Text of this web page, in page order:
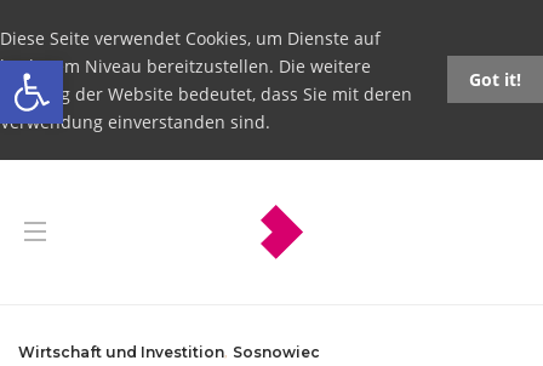
Open toolbar
Diese Seite verwendet Cookies, um Dienste auf
höchstem Niveau bereitzustellen. Die weitere
Nutzung der Website bedeutet, dass Sie mit deren
Verwendung einverstanden sind.
Got it!
Wirtschaft und Investition, Sosnowiec